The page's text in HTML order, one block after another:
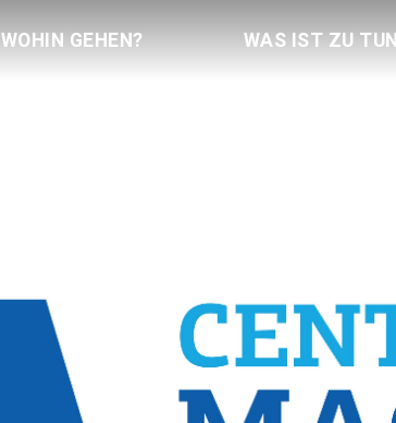
WOHIN GEHEN? WAS IST ZU TUN